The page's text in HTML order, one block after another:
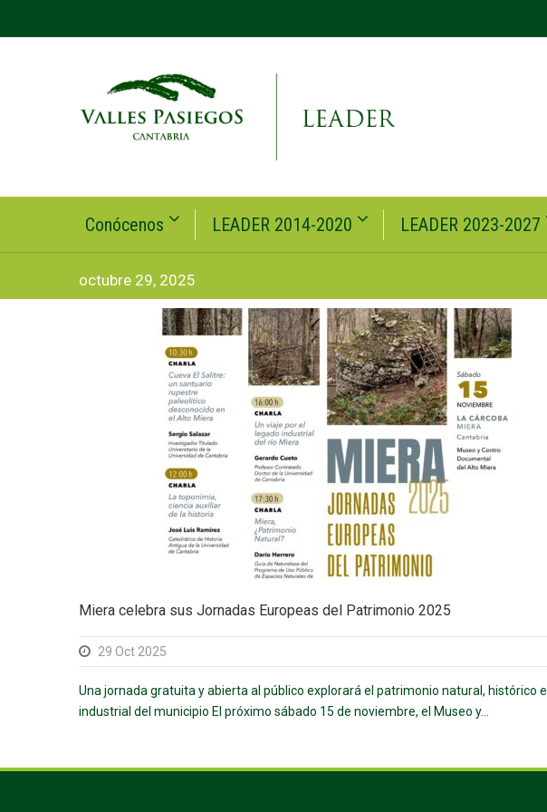
Conócenos LEADER 2014-2020 LEADER 2023-2027
octubre 29, 2025
Miera celebra sus Jornadas Europeas del Patrimonio 2025
29 Oct 2025
Una jornada gratuita y abierta al público explorará el patrimonio natural, histórico e
industrial del municipio El próximo sábado 15 de noviembre, el Museo y...